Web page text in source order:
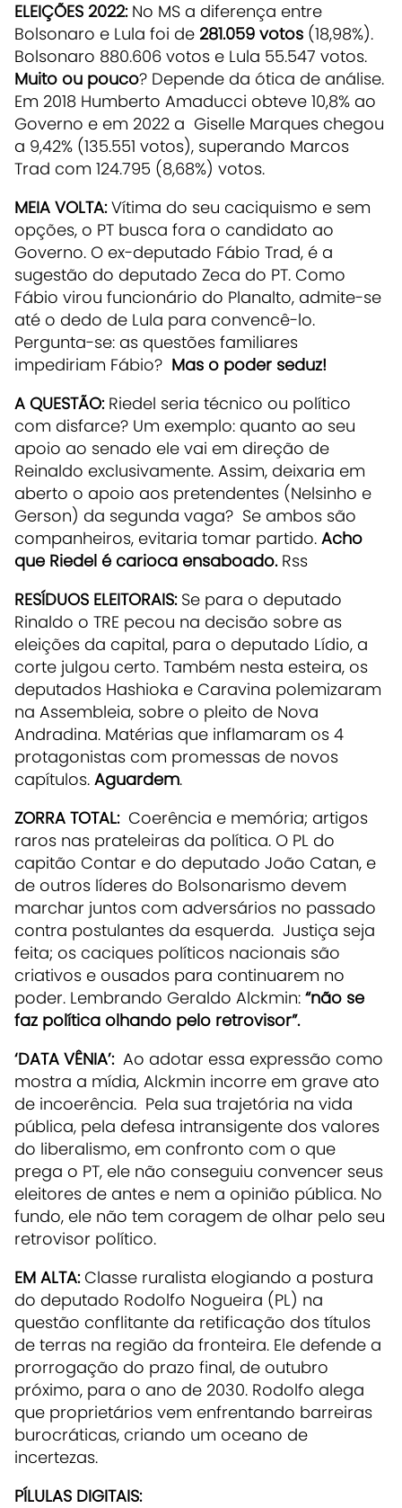
ELEIÇÕES 2022:No MS a diferença entre
Bolsonaro e Lula foi de 281.059 votos (18,98%).
Bolsonaro 880.606 votos e Lula 55.547 votos.
Muito ou pouco? Depende da ótica de análise.
Em 2018 Humberto Amaducci obteve 10,8% ao
Governo e em 2022 a Giselle Marques chegou
a 9,42% (135.551 votos), superando Marcos
Trad com 124.795 (8,68%) votos.
MEIA VOLTA:Vítima do seu caciquismo e sem
opções, o PT busca fora o candidato ao
Governo. O ex-deputado Fábio Trad, é a
sugestão do deputado Zeca do PT. Como
Fábio virou funcionário do Planalto, admite-se
até o dedo de Lula para convencê-lo.
Pergunta-se: as questões familiares
impediriam Fábio? Mas o poder seduz!
A QUESTÃO:Riedel seria técnico ou político
com disfarce? Um exemplo: quanto ao seu
apoio ao senado ele vai em direção de
Reinaldo exclusivamente. Assim, deixaria em
aberto o apoio aos pretendentes (Nelsinho e
Gerson) da segunda vaga? Se ambos são
companheiros, evitaria tomar partido. Acho
que Riedel é carioca ensaboado.Rss
RESÍDUOS ELEITORAIS:Se para o deputado
Rinaldo o TRE pecou na decisão sobre as
eleições da capital, para o deputado Lídio, a
corte julgou certo. Também nesta esteira, os
deputados Hashioka e Caravina polemizaram
na Assembleia, sobre o pleito de Nova
Andradina. Matérias que inflamaram os 4
protagonistas com promessas de novos
capítulos. Aguardem.
ZORRA TOTAL:Coerência e memória; artigos
raros nas prateleiras da política. O PL do
capitão Contar e do deputado João Catan, e
de outros líderes do Bolsonarismo devem
marchar juntos com adversários no passado
contra postulantes da esquerda. Justiça seja
feita; os caciques políticos nacionais são
criativos e ousados para continuarem no
poder. Lembrando Geraldo Alckmin: “não se
faz política olhando pelo retrovisor”.
‘DATA VÊNIA’: Ao adotar essa expressão como
mostra a mídia, Alckmin incorre em grave ato
de incoerência. Pela sua trajetória na vida
pública, pela defesa intransigente dos valores
do liberalismo, em confronto com o que
prega o PT, ele não conseguiu convencer seus
eleitores de antes e nem a opinião pública. No
fundo, ele não tem coragem de olhar pelo seu
retrovisor político.
EM ALTA: Classe ruralista elogiando a postura
do deputado Rodolfo Nogueira (PL) na
questão conflitante da retificação dos títulos
de terras na região da fronteira. Ele defende a
prorrogação do prazo final, de outubro
próximo, para o ano de 2030. Rodolfo alega
que proprietários vem enfrentando barreiras
burocráticas, criando um oceano de
incertezas.
PÍLULAS DIGITAIS: